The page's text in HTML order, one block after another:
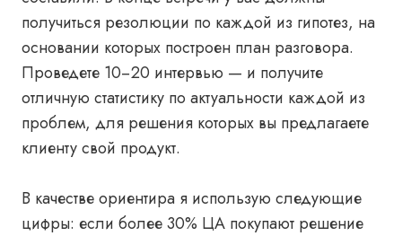
получиться резолюции по каждой из гипотез, на
основании которых построен план разговора.
Проведете 10−20 интервью — и получите
отличную статистику по актуальности каждой из
проблем, для решения которых вы предлагаете
клиенту свой продукт.
В качестве ориентира я использую следующие
цифры: если более 30% ЦА покупают решение